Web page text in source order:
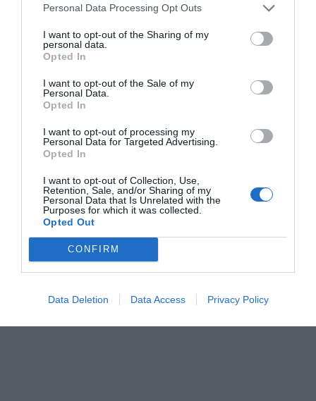
Personal Data Processing Opt Outs
I want to opt-out of the Sharing of my
personal data.
Opted In
I want to opt-out of the Sale of my
Personal Data.
Opted In
I want to opt-out of processing my
Personal Data for Targeted Advertising.
Opted In
I want to opt-out of Collection, Use,
Retention, Sale, and/or Sharing of my
Personal Data that Is Unrelated with the
Purposes for which it was collected.
Opted Out
CONFIRM
Data Deletion Data Access Privacy Policy
c
e
b
o
o
ss
e
n
g
er
at
s
p
p
y
n
ar
e